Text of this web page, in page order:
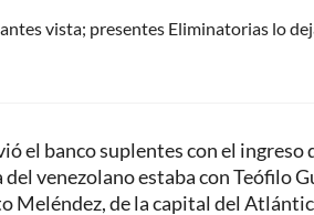
vista; presentes Eliminatorias lo
el banco suplentes con el ingreso
del venezolano estaba con Teófilo
Meléndez, de la capital del